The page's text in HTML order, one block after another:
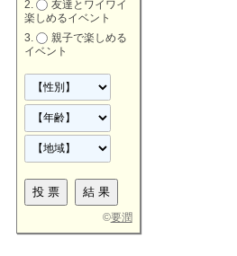
友達とワイワイ
楽しめるイベント
親子で楽しめる
イベント
©要潤